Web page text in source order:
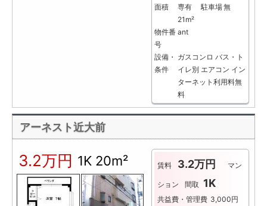
面積
専有
21m²
駐車場無
物件番
号
ant
設備・
条件
ガスコンロ バス・ト
イレ別 エアコン イン
ターネット利用料無
料
アーネスト近大前
3.2万円 1K 20m² 賃料 3.2万円 マン
ション 間取 1K
共益費・管理費 3,000円